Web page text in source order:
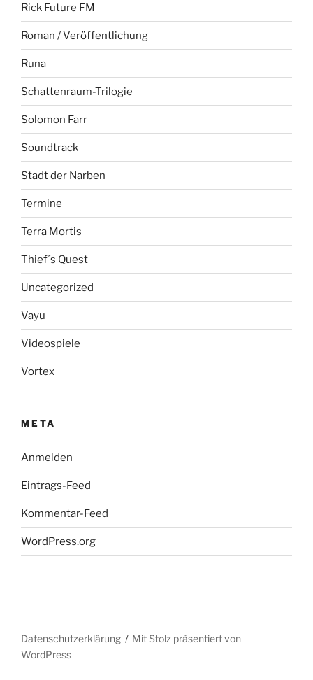
Rick Future FM
Roman / Veröffentlichung
Runa
Schattenraum-Trilogie
Solomon Farr
Soundtrack
Stadt der Narben
Termine
Terra Mortis
Thief´s Quest
Uncategorized
Vayu
Videospiele
Vortex
META
Anmelden
Eintrags-Feed
Kommentar-Feed
WordPress.org
Datenschutzerklärung
Mit Stolz präsentiert von
WordPress